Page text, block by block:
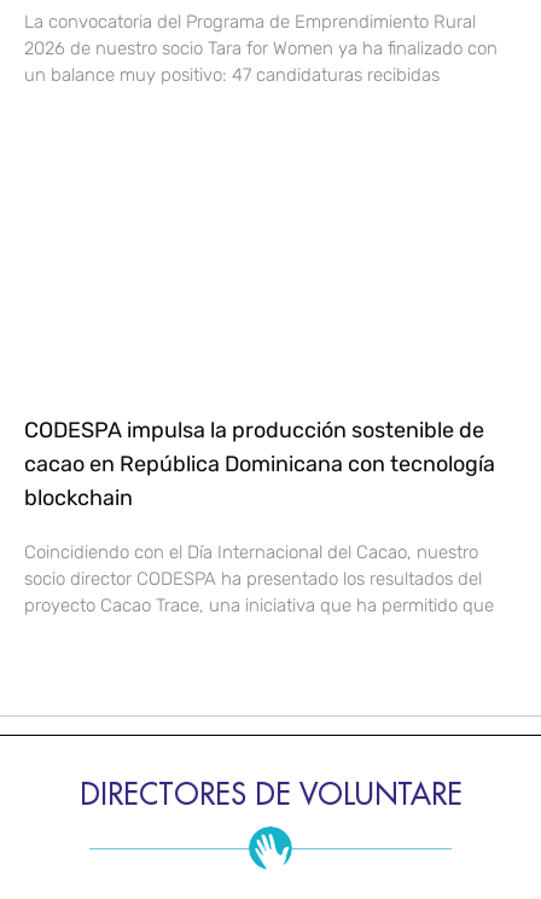
La convocatoria del Programa de Emprendimiento Rural
2026 de nuestro socio Tara for Women ya ha finalizado con
un balance muy positivo: 47 candidaturas recibidas
CODESPA impulsa la producción sostenible de
cacao en República Dominicana con tecnología
blockchain
Coincidiendo con el Día Internacional del Cacao, nuestro
socio director CODESPA ha presentado los resultados del
proyecto Cacao Trace, una iniciativa que ha permitido que
DIRECTORES DE VOLUNTARE